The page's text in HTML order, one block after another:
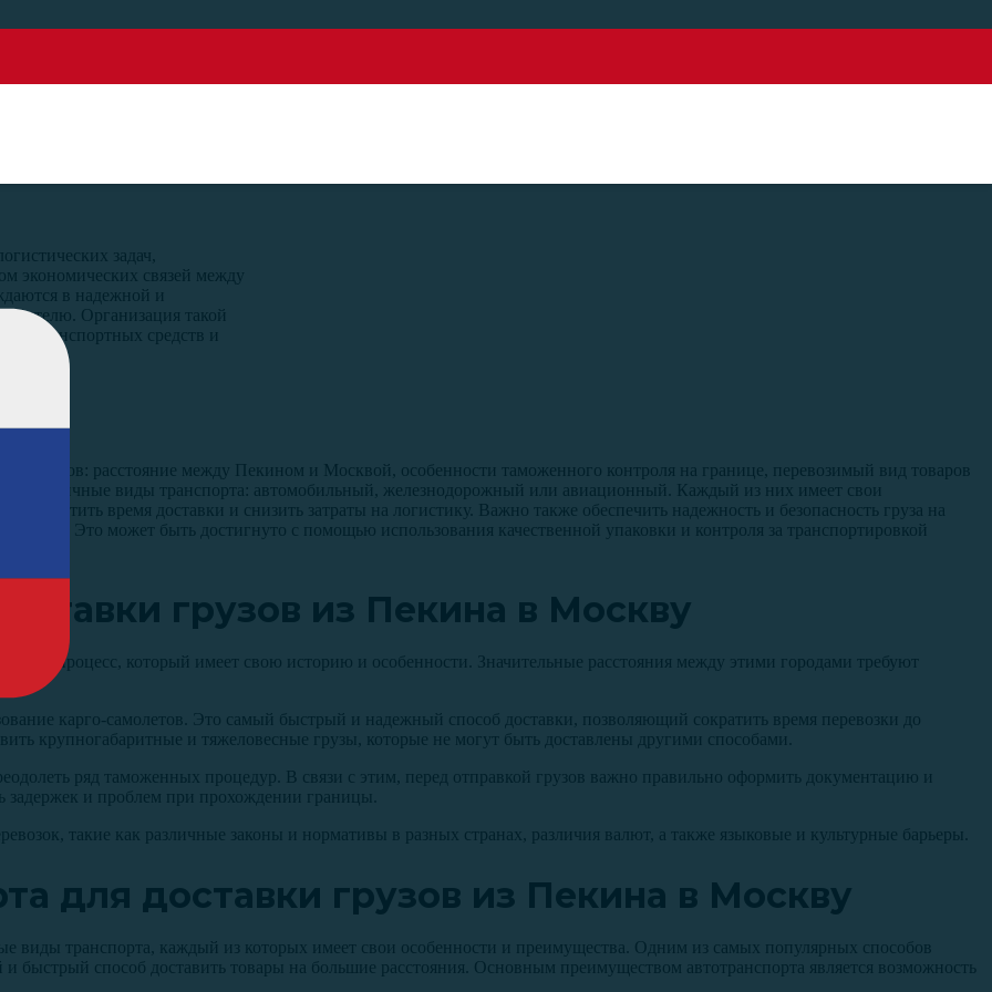
задач,
экономических связей между
в надежной и
Организация такой
транспортных средств и
факторов: расстояние между Пекином и Москвой, особенности таможенного контроля на границе, перевозимый вид товаров
различные виды транспорта: автомобильный, железнодорожный или авиационный. Каждый из них имеет свои
сократить время доставки и снизить затраты на логистику. Важно также обеспечить надежность и безопасность груза на
Это может быть достигнуто с помощью использования качественной упаковки и контроля за транспортировкой
грузов из Пекина в Москву
процесс, который имеет свою историю и особенности. Значительные расстояния между этими городами требуют
карго-самолетов. Это самый быстрый и надежный способ доставки, позволяющий сократить время перевозки до
крупногабаритные и тяжеловесные грузы, которые не могут быть доставлены другими способами.
ряд таможенных процедур. В связи с этим, перед отправкой грузов важно правильно оформить документацию и
задержек и проблем при прохождении границы.
такие как различные законы и нормативы в разных странах, различия валют, а также языковые и культурные барьеры.
для доставки грузов из Пекина в Москву
виды транспорта, каждый из которых имеет свои особенности и преимущества. Одним из самых популярных способов
и быстрый способ доставить товары на большие расстояния. Основным преимуществом автотранспорта является возможность